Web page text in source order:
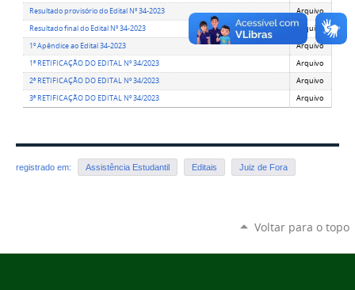
Resultado provisório do Edital Nº 34-2023
Arquivo
Resultado final do Edital Nº 34-2023
Arquivo
1º Apêndice ao Edital 34-2023
Arquivo
1ª RETIFICAÇÃO DO EDITAL Nº 34/2023
Arquivo
2ª RETIFICAÇÃO DO EDITAL Nº 34/2023
Arquivo
3ª RETIFICAÇÃO DO EDITAL Nº 34/2023
Arquivo
registrado em: Assistência Estudantil Editais Juiz de Fora
Voltar para o topo